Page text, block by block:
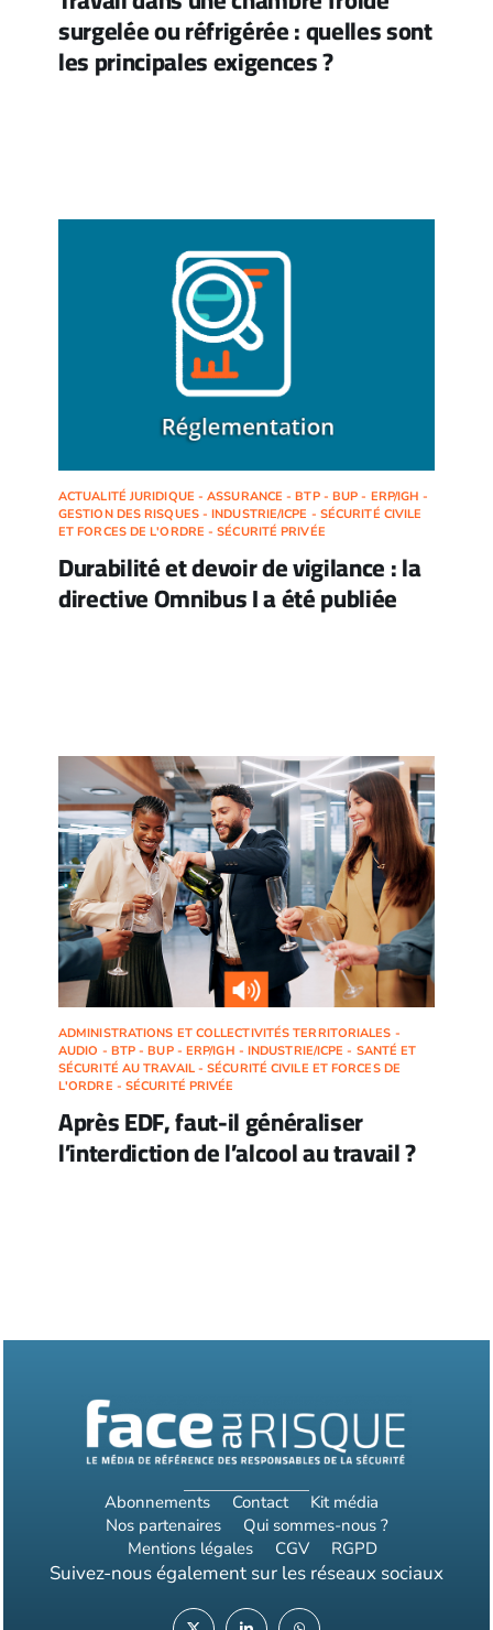
surgelée ou réfrigérée : quelles sont
les principales exigences ?
ACTUALITÉ JURIDIQUE - ASSURANCE - BTP - BUP - ERP/IGH -
GESTION DES RISQUES - INDUSTRIE/ICPE - SÉCURITÉ CIVILE
ET FORCES DE L'ORDRE - SÉCURITÉ PRIVÉE
Durabilité et devoir de vigilance : la
directive Omnibus I a été publiée
ADMINISTRATIONS ET COLLECTIVITÉS TERRITORIALES -
AUDIO - BTP - BUP - ERP/IGH - INDUSTRIE/ICPE - SANTÉ ET
SÉCURITÉ AU TRAVAIL - SÉCURITÉ CIVILE ET FORCES DE
L'ORDRE - SÉCURITÉ PRIVÉE
Après EDF, faut-il généraliser
l’interdiction de l’alcool au travail ?
Abonnements Contact
Kit média
Nos partenaires
Qui sommes-nous ?
Mentions légales
CGV RGPD
Suivez-nous également sur les réseaux sociaux